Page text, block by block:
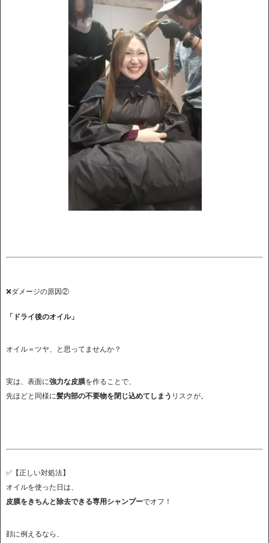
❌ダメージの原因②
「ドライ後のオイル」
オイル＝ツヤ、と思ってませんか？
実は、表面に強力な皮膜を作ることで、
先ほどと同様に髪内部の不要物を閉じ込めてしまう リスクが。
✅【正しい対処法】
オイルを使った日は、
皮膜をきちんと除去できる専用シャンプーでオフ！
顔に例えるなら、